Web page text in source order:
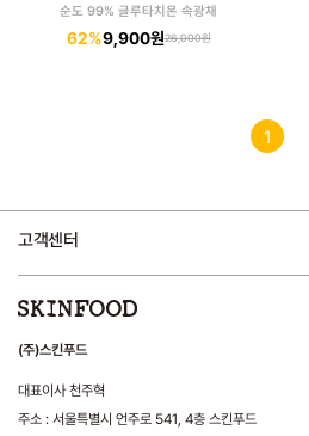
순도 99% 글루타치온 속광채
62%9,900원26,000원
1
고객센터
(주)스킨푸드
대표이사 천주혁
주소 : 서울특별시 언주로 541, 4층 스킨푸드